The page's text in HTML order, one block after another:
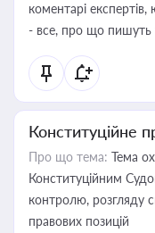
коментарі
- все, про що пишуть
Конституційне
Про що тема: Тема
Конституційним
контролю, розгляду
правових позицій